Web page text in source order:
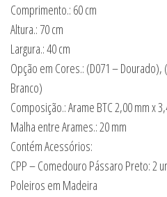
Comprimento.: 60 cm
Altura.: 70 cm
Largura.: 40 cm
Opção em Cores.: (D071 – Dourado),
Branco)
Composição.: Arame BTC 2,00 mm x
Malha entre Arames.: 20 mm
Contém Acessórios:
CPP – Comedouro Pássaro Preto: 2
Poleiros em Madeira